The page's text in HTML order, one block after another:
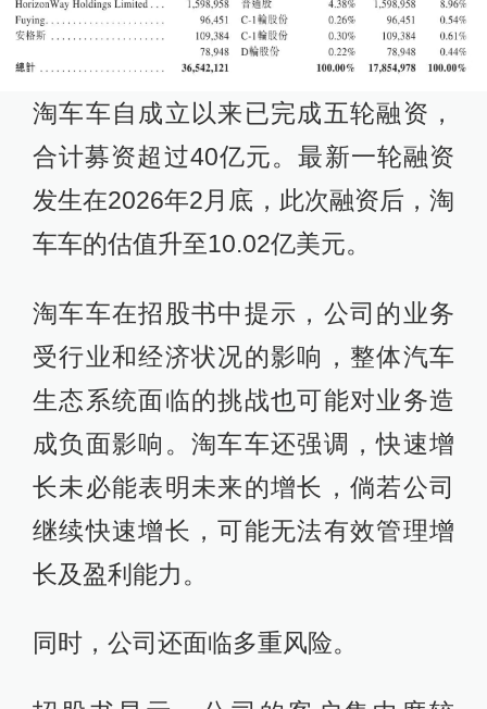
淘车车自成立以来已完成五轮融资，
合计募资超过40亿元。最新一轮融资
发生在2026年2月底，此次融资后，淘
车车的估值升至10.02亿美元。
淘车车在招股书中提示，公司的业务
受行业和经济状况的影响，整体汽车
生态系统面临的挑战也可能对业务造
成负面影响。淘车车还强调，快速增
长未必能表明未来的增长，倘若公司
继续快速增长，可能无法有效管理增
长及盈利能力。
同时，公司还面临多重风险。